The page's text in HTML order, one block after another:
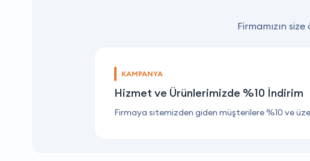
Firmamızın
KAMPANYA
Hizmet ve Ürünlerimizde %10 İndirim
Firmaya sitemizden giden müşterilere %10 ve